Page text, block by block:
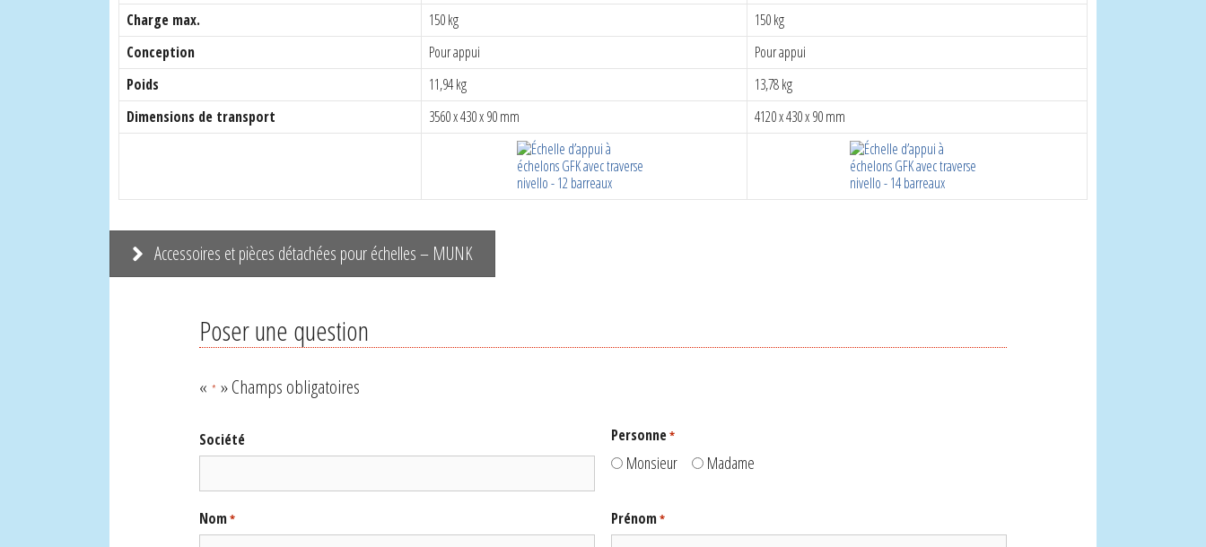
Charge max.
150 kg
150 kg
Conception
Pour appui
Pour appui
Poids
11,94 kg
13,78 kg
Dimensions de transport
3560 x 430 x 90 mm 4120 x 430 x 90 mm
Accessoires et pièces détachées pour échelles – MUNK
Poser une question
« * » Champs obligatoires
Société Personne*
Monsieur Madame
Nom* Prénom*